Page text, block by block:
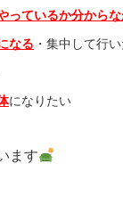
っているか分から
なる ・集中して行
になりたい
ます